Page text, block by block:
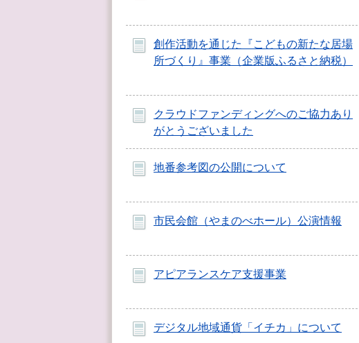
創作活動を通じた『こどもの新たな居場
所づくり』事業（企業版ふるさと納税）
クラウドファンディングへのご協力あり
がとうございました
地番参考図の公開について
市民会館（やまのべホール）公演情報
アピアランスケア支援事業
デジタル地域通貨「イチカ」について